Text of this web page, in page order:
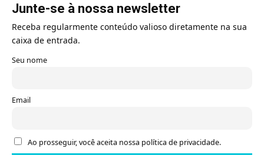
Junte-se à nossa newsletter
Receba regularmente conteúdo valioso diretamente na sua
caixa de entrada.
Seu nome
Email
Ao prosseguir, você aceita nossa política de privacidade.